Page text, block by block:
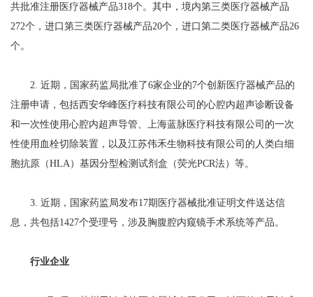
共批准注册医疗器械产品318个。其中，境内第三类医疗器械产品
272个，进口第三类医疗器械产品20个，进口第二类医疗器械产品26
个。
2. 近期，国家药监局批准了6家企业的7个创新医疗器械产品的
注册申请，包括西安华峰医疗科技有限公司的心腔内超声诊断设备
和一次性使用心腔内超声导管、上海蓝脉医疗科技有限公司的一次
性使用血栓切除装置，以及江苏伟禾生物科技有限公司的人类白细
胞抗原（HLA）基因分型检测试剂盒（荧光PCR法）等。
3. 近期，国家药监局发布17期医疗器械批准证明文件送达信
息，共包括1427个受理号，涉及胸腹腔内窥镜手术系统等产品。
行业企业